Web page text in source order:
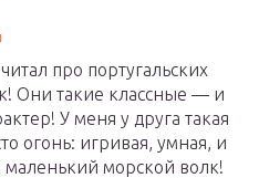
про португальских
Они такие классные — и
У меня у друга такая
огонь: игривая, умная, и
маленький морской волк!